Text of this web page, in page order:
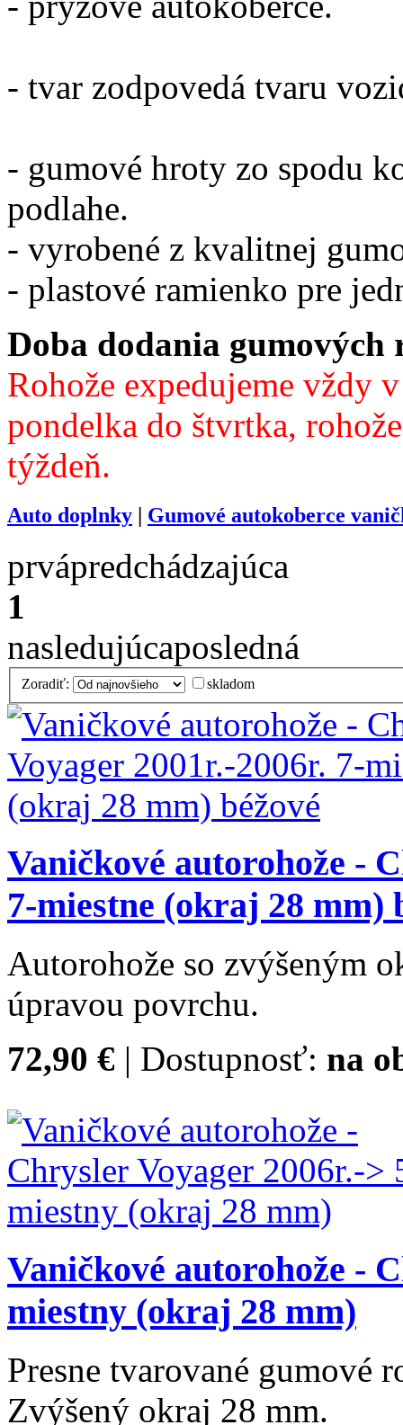
- tvar zodpovedá tvaru
- gumové hroty zo spodu
podlahe.
- vyrobené z kvalitnej
- plastové ramienko pre
Doba dodania gumových
Rohože expedujeme vždy
pondelka do štvrtka,
týždeň.
Auto doplnky Gumové autokoberce
prvápredchádzajúca
1
nasledujúcaposledná
Zoradiť: skladom
Vaničkové autorohože -
7-miestne (okraj 28 mm)
Autorohože so zvýšeným
úpravou povrchu.
72,90 € | Dostupnosť: na
Vaničkové autorohože -
miestny (okraj 28 mm)
Presne tvarované gumové
Zvýšený okraj 28 mm.